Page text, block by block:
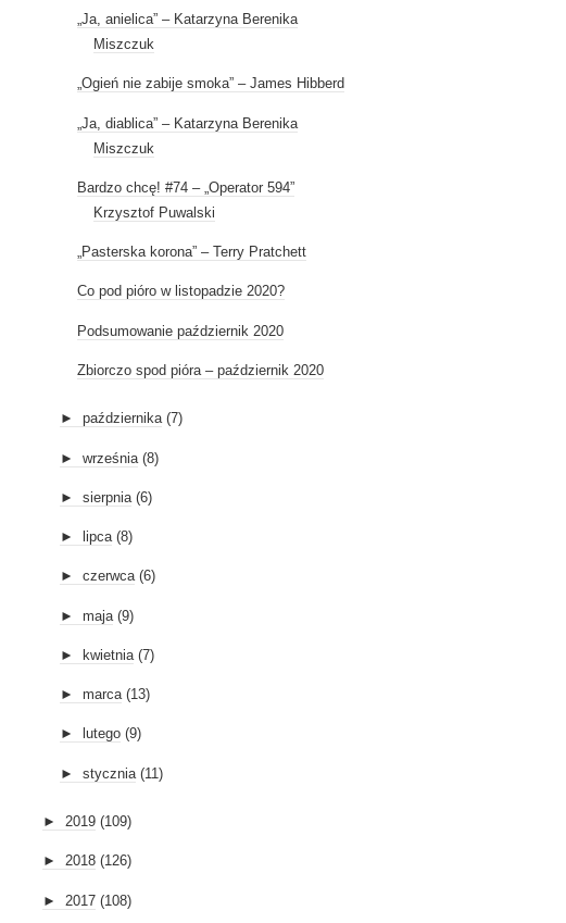
„Ja, anielica” – Katarzyna Berenika
Miszczuk
„Ogień nie zabije smoka” – James Hibberd
„Ja, diablica” – Katarzyna Berenika
Miszczuk
Bardzo chcę! #74 – „Operator 594”
Krzysztof Puwalski
„Pasterska korona” – Terry Pratchett
Co pod pióro w listopadzie 2020?
Podsumowanie październik 2020
Zbiorczo spod pióra – październik 2020
► października (7)
► września (8)
► sierpnia (6)
► lipca (8)
► czerwca (6)
► maja (9)
► kwietnia (7)
► marca (13)
► lutego (9)
► stycznia (11)
► 2019 (109)
► 2018 (126)
► 2017 (108)